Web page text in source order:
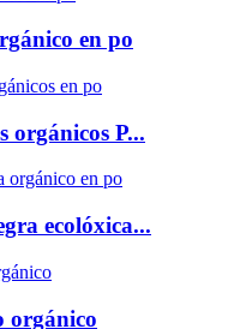
en po
orgánicos P...
ecolóxica...
orgánico